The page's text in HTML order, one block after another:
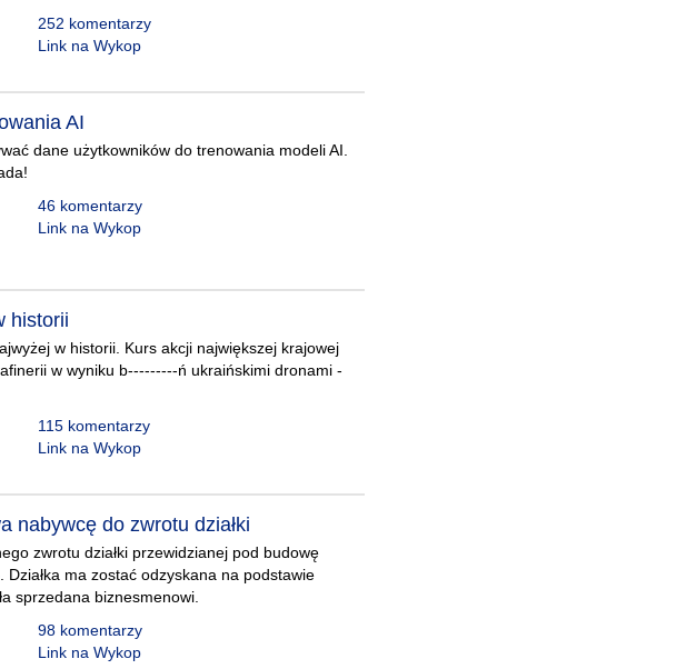
252 komentarzy
Link na Wykop
AI
dane użytkowników do trenowania modeli AI.
46 komentarzy
Link na Wykop
historii
w historii. Kurs akcji największej krajowej
w wyniku b---------ń ukraińskimi dronami -
115 komentarzy
Link na Wykop
nabywcę do zwrotu działki
zwrotu działki przewidzianej pod budowę
ma zostać odzyskana na podstawie
sprzedana biznesmenowi.
98 komentarzy
Link na Wykop